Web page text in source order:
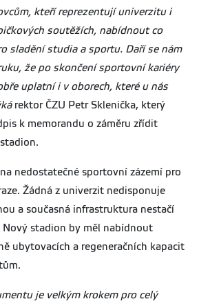
kteří reprezentují univerzitu i
soutěžích, nabídnout co
sladění studia a sportu. Daří se nám
že po skončení sportovní kariéry
uplatní i v oborech, které u nás
rektor ČZU Petr Sklenička, který
k memorandu o záměru zřídit
nedostatečné sportovní zázemí pro
Žádná z univerzit nedisponuje
a současná infrastruktura nestačí
stadion by měl nabídnout
ubytovacích a regeneračních kapacit
je velkým krokem pro celý